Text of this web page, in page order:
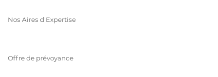
Nos Aires d'Expertise
Offre de prévoyance